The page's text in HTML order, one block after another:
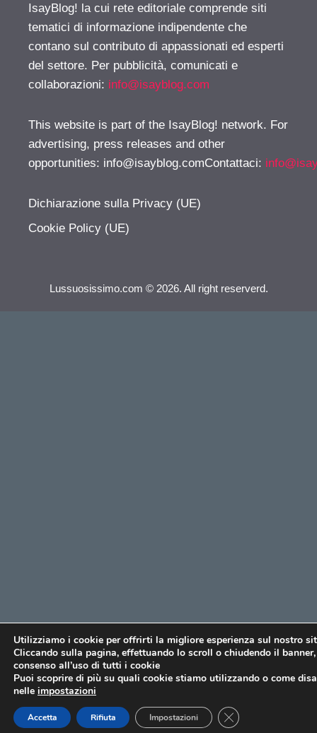
IsayBlog! la cui rete editoriale comprende siti
tematici di informazione indipendente che
contano sul contributo di appassionati ed esperti
del settore. Per pubblicità, comunicati e
collaborazioni: info@isayblog.com
This website is part of the IsayBlog! network. For
advertising, press releases and other
opportunities: info@isayblog.comContattaci:
Dichiarazione sulla Privacy (UE)
Cookie Policy (UE)
Lussuosissimo.com © 2026. All right reserverd.
Utilizziamo i cookie per offrirti la migliore esperienza sul nostro
Cliccando sulla pagina, effettuando lo scroll o chiudendo il
consenso all’uso di tutti i cookie
Puoi scoprire di più su quali cookie stiamo utilizzando o come
nelle impostazioni
Accetta Rifiuta Impostazioni CLOSE GDPR